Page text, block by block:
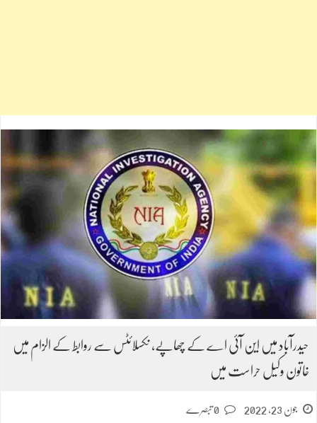
حیدرآباد میں این آئی اے کے چھاپے، نکسلائٹس سے روابط کے الزام میں
خاتون وکیل حراست میں
جون 23, 2022